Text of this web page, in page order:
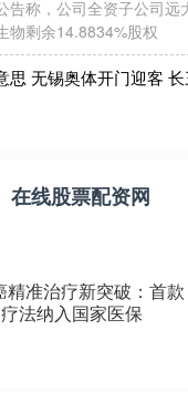
告称，公司全资子公司远
物剩余14.8834%股权
思 无锡奥体开门迎客
当天，无锡奥体中心游泳
军主力佩德里开启中国
08-01
下帷幕，历经120分钟
”助力西班牙捧起队史第二
在线股票配资网
准治疗新突破：首款
法纳入国家医保